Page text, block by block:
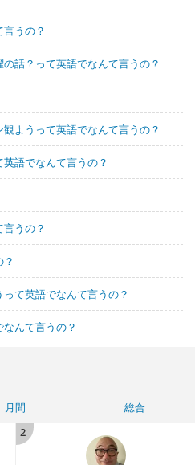
うの？
話？って英語でなんて言うの？
ようって英語でなんて言うの？
語でなんて言うの？
うの？
て英語でなんて言うの？
んて言うの？
月間
総合
2